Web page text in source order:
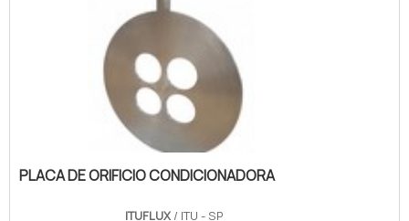
PLACA DE ORIFICIO CONDICIONADORA
ITUFLUX / ITU - SP